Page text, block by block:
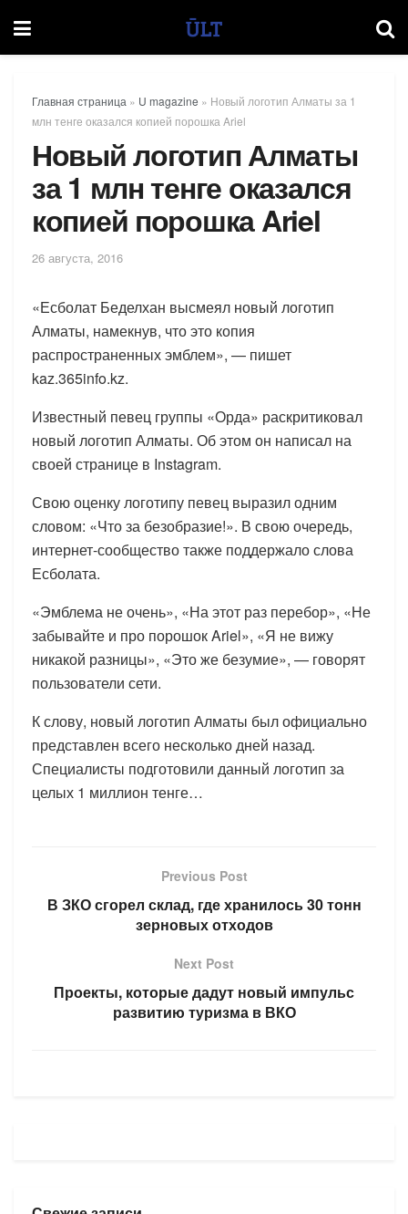
Главная страница » U magazine » Новый логотип Алматы за 1
млн тенге оказался копией порошка Ariel
Новый логотип Алматы
за 1 млн тенге оказался
копией порошка Ariel
26 августа, 2016
«Есболат Беделхан высмеял новый логотип
Алматы, намекнув, что это копия
распространенных эмблем», — пишет
kaz.365info.kz.
Известный певец группы «Орда» раскритиковал
новый логотип Алматы. Об этом он написал на
своей странице в Instagram.
Свою оценку логотипу певец выразил одним
словом: «Что за безобразие!». В свою очередь,
интернет-сообщество также поддержало слова
Есболата.
«Эмблема не очень», «На этот раз перебор», «Не
забывайте и про порошок Ariel», «Я не вижу
никакой разницы», «Это же безумие», — говорят
пользователи сети.
К слову, новый логотип Алматы был официально
представлен всего несколько дней назад.
Специалисты подготовили данный логотип за
целых 1 миллион тенге…
Previous Post
В ЗКО сгорел склад, где хранилось 30 тонн
зерновых отходов
Next Post
Проекты, которые дадут новый импульс
развитию туризма в ВКО